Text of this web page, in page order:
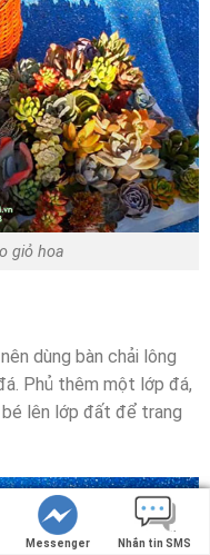
giỏ hoa
dùng bàn chải lông
Phủ thêm một lớp đá,
lên lớp đất để trang
Messenger Nhắn tin SMS
Messenger Nhắn tin SMS